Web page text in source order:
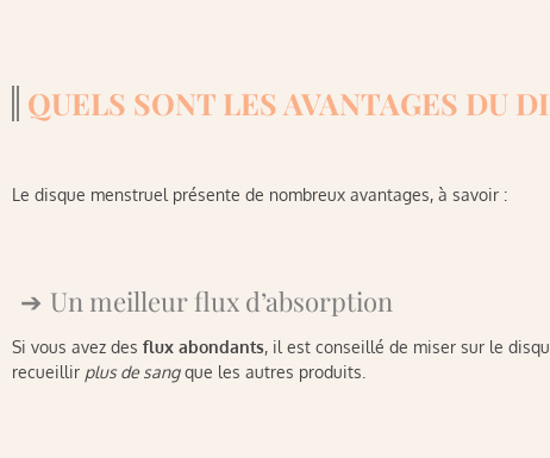
QUELS SONT LES AVANTAGES DU
Le disque menstruel présente de nombreux avantages, à savoir :
Un meilleur flux d’absorption
Si vous avez des flux abondants, il est conseillé de miser sur le
recueillir plus de sangque les autres produits.